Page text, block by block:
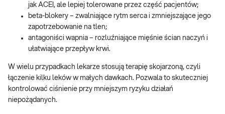
jak ACEI, ale lepiej tolerowane przez część pacjentów;
beta-blokery – zwalniające rytm serca i zmniejszające jego
zapotrzebowanie na tlen;
antagoniści wapnia – rozluźniające mięśnie ścian naczyń i
ułatwiające przepływ krwi.
W wielu przypadkach lekarze stosują terapię skojarzoną, czyli
łączenie kilku leków w małych dawkach. Pozwala to skuteczniej
kontrolować ciśnienie przy mniejszym ryzyku działań
niepożądanych.